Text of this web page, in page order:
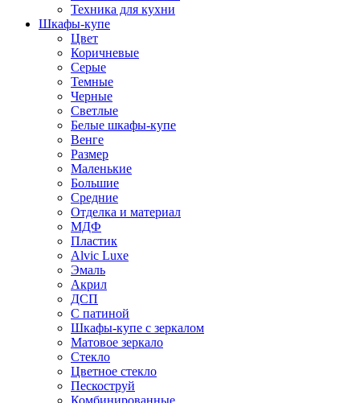
Техника для кухни
Шкафы-купе
Цвет
Коричневые
Серые
Темные
Черные
Светлые
Белые шкафы-купе
Венге
Размер
Маленькие
Большие
Средние
Отделка и материал
МДФ
Пластик
Alvic Luxe
Эмаль
Акрил
ДСП
С патиной
Шкафы-купе с зеркалом
Матовое зеркало
Стекло
Цветное стекло
Пескоструй
Комбинированные